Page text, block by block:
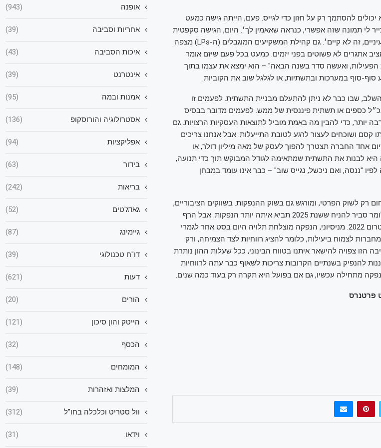
להסתמך רק על חזון כדי לגייס. פעם, הייתה גישה כמעט
לי תמונה שזה אפשרי, כנראה שאאמין לך׳. היום, הגישה סקפטית
הרבה יותר: ׳אם אני לא רואה את זה בעיניים, זה לא קיים׳. גם קהילת המשקיעים המוגבלים (ה-LPs) מצפה
אתגרים לא פשוטים בפני יזמים. כמעט בכל פעם שיזם אומר
הפעילות, ואעשה סדר בשנה הבאה" – הוא ימצא את עצמו בתוך
סוף במערכות ובתשתיות, או לגלגל שוב את הקוביות.
שבו כבר לא ניתן להתעלם מבניית התשתית. לפעמים זו
כספים או תשתית פיננסית של ממש. לפעמים מדובר בבסיס
יותר, כדי להבין מה באמת מוביל לתוצאות העסקיות הרצויות. גם
קסם ושוכחים לעצור לרגע לטובת התייעלות. אבל אנחנו צריכים
אחד החברה תצטרך להפוך לעסק של מאה מיליון דולר, או
היא לבנות את התשתית שמתאימה לגודל המבוקש תוך כדי תנועה,
"ננסה, ואם ניכשל, נגייס שוב" – כבר אינו עומד במבחן
רק לשוק הפרטי, ומורגש גם בשוק ההנפקות. בשווקים הציבוריים,
חלון ההנפקות נחשב כעת ״פתוח״, כלומר סביר להניח ששנת 2025 תביא איתה יותר הנפקות. אבל הרף
שמוצב כיום גבוה משמעותית מזה של טרום 2022. מניסיוני, הנפקה מוצלחת תלויה היום בסט אחר לגמרי
לצמוח ביעילות, כלומר להציג רווחיות לצד הצמיחה, ורק
הזו צפויה להישאר איתנו בטווח הבינוני, ככל שעלות ההון נותרת
להנפיק בשנתיים הקרובות צריכות לשאוף כבר עתה לרווחיות
מתחילה עכשיו, גם אם בפועל היא תקרה רק בעוד כמה שנים.
פרטנרס
אופנה (943)
אחריות וסביבה (39)
איכות הסביבה (43)
אינטרנט (39)
אמנות ובמה (95)
אסטרולוגיה והורוסקופ (136)
אפליקציות (94)
בידור (63)
בריאות (242)
גאדג'טים (52)
גיימינג (87)
דו"ח טכנולוגי (39)
דעות (621)
הורים (20)
הייטק והון סיכון (121)
הכסף (32)
המומחים (148)
המלצות ואזהרות (39)
וול סטריט וכלכלה בחו"ל (312)
וידאו (31)